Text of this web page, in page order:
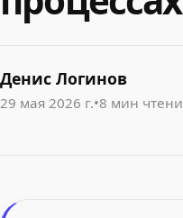
Денис Логинов
29 мая 2026 г.•8 мин